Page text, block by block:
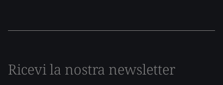
Ricevi la nostra newsletter